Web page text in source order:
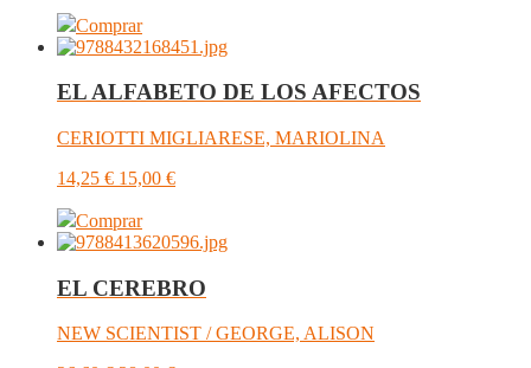
Comprar
EL ALFABETO DE LOS AFECTOS
CERIOTTI MIGLIARESE, MARIOLINA
14,25 € 15,00 €
Comprar
EL CEREBRO
NEW SCIENTIST / GEORGE, ALISON